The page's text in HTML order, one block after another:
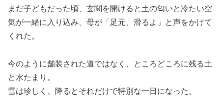
まだ子どもだった頃、玄関を開けると土の匂いと冷たい空
気が一緒に入り込み、母が「足元、滑るよ」と声をかけて
くれた。
今のように舗装された道ではなく、ところどころに残る土
と水たまり。
雪は珍しく、降るとそれだけで特別な一日になった。